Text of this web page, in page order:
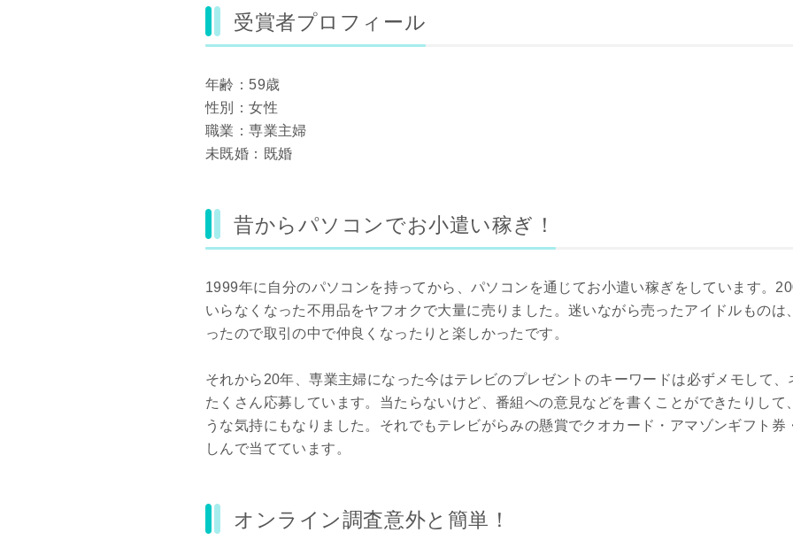
受賞者プロフィール
年齢：59歳
性別：女性
職業：専業主婦
未既婚：既婚
昔からパソコンでお小遣い稼ぎ！
1999年に自分のパソコンを持ってから、パソコンを通じてお小遣い稼ぎをしています。
いらなくなった不用品をヤフオクで大量に売りました。迷いながら売ったアイドルものは
ったので取引の中で仲良くなったりと楽しかったです。
それから20年、専業主婦になった今はテレビのプレゼントのキーワードは必ずメモして
たくさん応募しています。当たらないけど、番組への意見などを書くことができたりして
うな気持にもなりました。それでもテレビがらみの懸賞でクオカード・アマゾンギフト
しんで当てています。
オンライン調査意外と簡単！